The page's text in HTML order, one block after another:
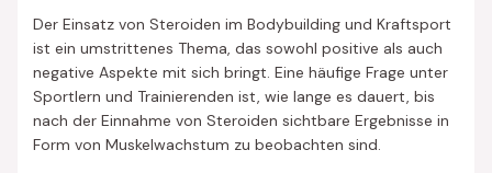
Der Einsatz von Steroiden im Bodybuilding und Kraftsport
ist ein umstrittenes Thema, das sowohl positive als auch
negative Aspekte mit sich bringt. Eine häufige Frage unter
Sportlern und Trainierenden ist, wie lange es dauert, bis
nach der Einnahme von Steroiden sichtbare Ergebnisse in
Form von Muskelwachstum zu beobachten sind.